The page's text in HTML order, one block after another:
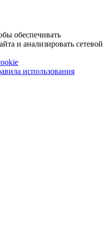
обеспечивать
и анализировать сетевой
использования